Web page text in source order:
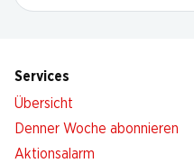
Services
Übersicht
Denner Woche abonnieren
Aktionsalarm